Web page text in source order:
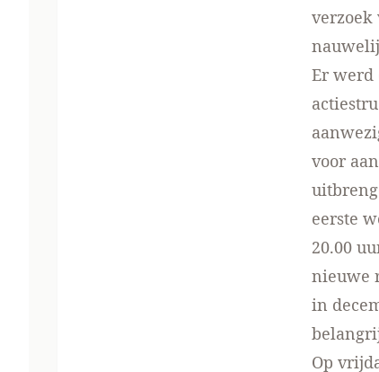
verzoek
Er werd
voor
eerste
20.00
nieuwe
in
Op